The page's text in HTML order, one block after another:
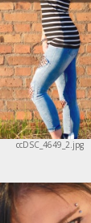
ccDSC_4649_2.jpg